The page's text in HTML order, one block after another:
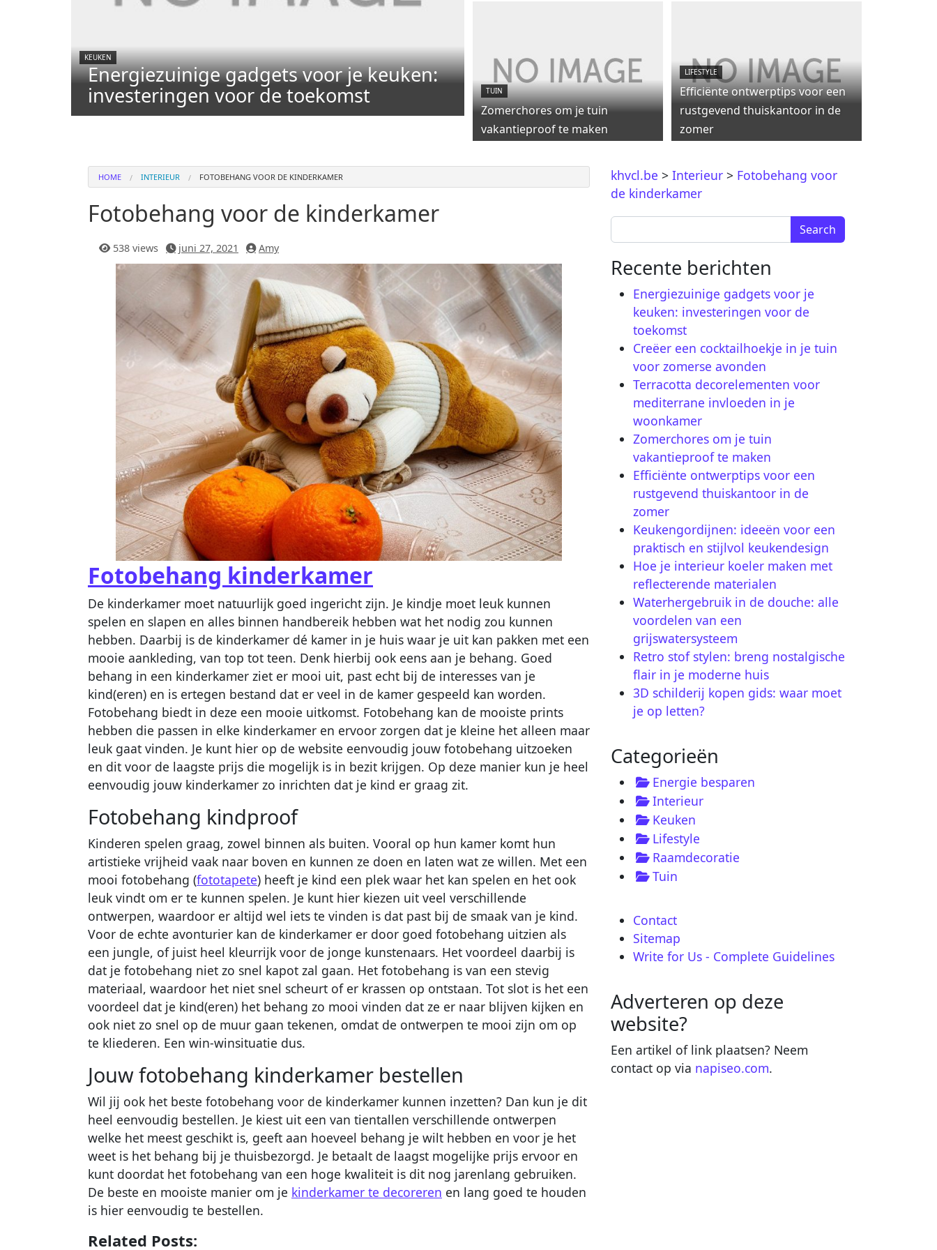
KEUKEN
Energiezuinige gadgets voor je keuken:
investeringen voor de toekomst
TUIN
Zomerchores om je tuin
vakantieproof te maken
LIFESTYLE
Efficiënte ontwerptips voor een
rustgevend thuiskantoor in de
zomer
HOME INTERIEUR FOTOBEHANG VOOR DE KINDERKAMER
Fotobehang voor de kinderkamer
538 views juni 27, 2021 Amy
Fotobehang kinderkamer
De kinderkamer moet natuurlijk goed ingericht zijn. Je kindje moet leuk kunnen
spelen en slapen en alles binnen handbereik hebben wat het nodig zou kunnen
hebben. Daarbij is de kinderkamer dé kamer in je huis waar je uit kan pakken met een
mooie aankleding, van top tot teen. Denk hierbij ook eens aan je behang. Goed
behang in een kinderkamer ziet er mooi uit, past echt bij de interesses van je
kind(eren) en is ertegen bestand dat er veel in de kamer gespeeld kan worden.
Fotobehang biedt in deze een mooie uitkomst. Fotobehang kan de mooiste prints
hebben die passen in elke kinderkamer en ervoor zorgen dat je kleine het alleen maar
leuk gaat vinden. Je kunt hier op de website eenvoudig jouw fotobehang uitzoeken
en dit voor de laagste prijs die mogelijk is in bezit krijgen. Op deze manier kun je heel
eenvoudig jouw kinderkamer zo inrichten dat je kind er graag zit.
Fotobehang kindproof
Kinderen spelen graag, zowel binnen als buiten. Vooral op hun kamer komt hun
artistieke vrijheid vaak naar boven en kunnen ze doen en laten wat ze willen. Met een
mooi fotobehang (fototapete) heeft je kind een plek waar het kan spelen en het ook
leuk vindt om er te kunnen spelen. Je kunt hier kiezen uit veel verschillende
ontwerpen, waardoor er altijd wel iets te vinden is dat past bij de smaak van je kind.
Voor de echte avonturier kan de kinderkamer er door goed fotobehang uitzien als
een jungle, of juist heel kleurrijk voor de jonge kunstenaars. Het voordeel daarbij is
dat je fotobehang niet zo snel kapot zal gaan. Het fotobehang is van een stevig
materiaal, waardoor het niet snel scheurt of er krassen op ontstaan. Tot slot is het een
voordeel dat je kind(eren) het behang zo mooi vinden dat ze er naar blijven kijken en
ook niet zo snel op de muur gaan tekenen, omdat de ontwerpen te mooi zijn om op
te kliederen. Een win-winsituatie dus.
Jouw fotobehang kinderkamer bestellen
Wil jij ook het beste fotobehang voor de kinderkamer kunnen inzetten? Dan kun je dit
heel eenvoudig bestellen. Je kiest uit een van tientallen verschillende ontwerpen
welke het meest geschikt is, geeft aan hoeveel behang je wilt hebben en voor je het
weet is het behang bij je thuisbezorgd. Je betaalt de laagst mogelijke prijs ervoor en
kunt doordat het fotobehang van een hoge kwaliteit is dit nog jarenlang gebruiken.
De beste en mooiste manier om je kinderkamer te decoreren en lang goed te houden
is hier eenvoudig te bestellen.
Related Posts:
khvcl.be > Interieur > Fotobehang voor
de kinderkamer
Search for:
Recente berichten
Energiezuinige gadgets voor je
keuken: investeringen voor de
toekomst
Creëer een cocktailhoekje in je tuin
voor zomerse avonden
Terracotta decorelementen voor
mediterrane invloeden in je
woonkamer
Zomerchores om je tuin
vakantieproof te maken
Efficiënte ontwerptips voor een
rustgevend thuiskantoor in de
zomer
Keukengordijnen: ideeën voor een
praktisch en stijlvol keukendesign
Hoe je interieur koeler maken met
reflecterende materialen
Waterhergebruik in de douche: alle
voordelen van een
grijswatersysteem
Retro stof stylen: breng nostalgische
flair in je moderne huis
3D schilderij kopen gids: waar moet
je op letten?
Categorieën
Energie besparen
Interieur
Keuken
Lifestyle
Raamdecoratie
Tuin
Contact
Sitemap
Write for Us - Complete Guidelines
Adverteren op deze
website?
Een artikel of link plaatsen? Neem
contact op via napiseo.com.